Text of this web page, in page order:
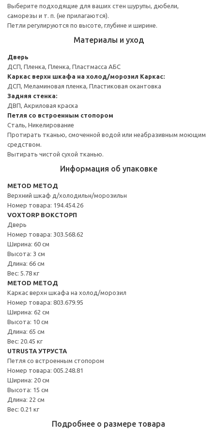
Выберите подходящие для ваших стен шурупы, дюбели,
саморезы и т. п. (не прилагаются).
Петли регулируются по высоте, глубине и ширине.
Материалы и уход
Дверь
ДСП, Пленка, Пленка, Пластмасса АБС
Каркас верхн шкафа на холод/морозил Каркас:
ДСП, Меламиновая пленка, Пластиковая окантовка
Задняя стенка:
ДВП, Акриловая краска
Петля со встроенным стопором
Сталь, Никелирование
Протирать тканью, смоченной водой или неабразивным моющим
средством.
Вытирать чистой сухой тканью.
Информация об упаковке
METOD МЕТОД
Верхний шкаф д/холодильн/морозильн
Номер товара: 194.454.26
VOXTORP ВОКСТОРП
Дверь
Номер товара: 303.568.62
Ширина: 60 см
Высота: 3 см
Длина: 66 см
Вес: 5.78 кг
METOD МЕТОД
Каркас верхн шкафа на холод/морозил
Номер товара: 803.679.95
Ширина: 62 см
Высота: 10 см
Длина: 65 см
Вес: 20.45 кг
UTRUSTA УТРУСТА
Петля со встроенным стопором
Номер товара: 005.248.81
Ширина: 20 см
Высота: 15 см
Длина: 22 см
Вес: 0.21 кг
Подробнее о размере товара